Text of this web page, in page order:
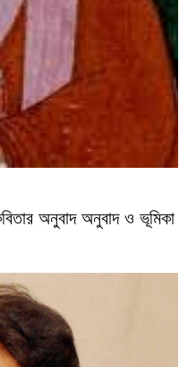
অনুবাদ অনুবাদ ও ভূমিকা